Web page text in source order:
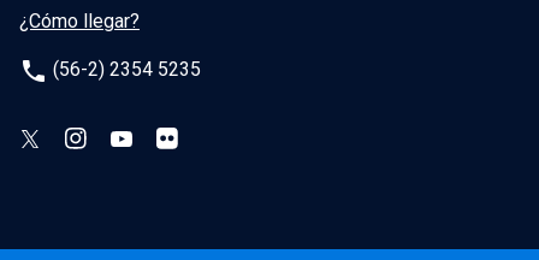
¿Cómo llegar?
phone (56-2) 2354 5235